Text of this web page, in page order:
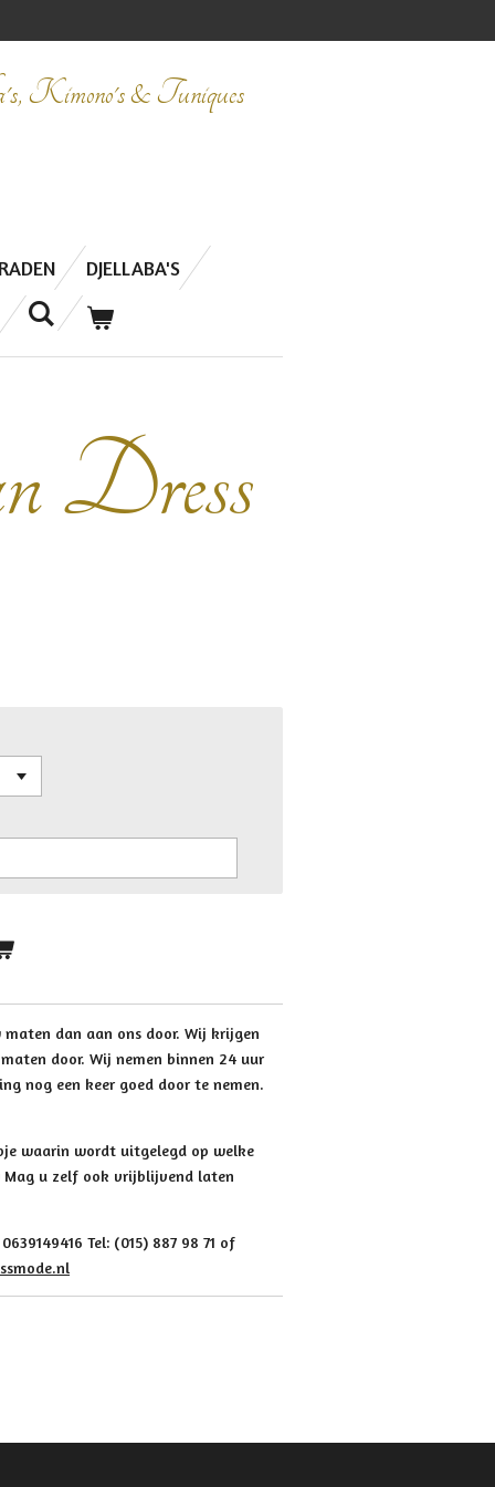
Kimono's & Tuniques
DJELLABA'S
Dress
maten dan aan ons door. Wij krijgen
door. Wij nemen binnen 24 uur
nog een keer goed door te nemen.
waarin wordt uitgelegd op welke
u zelf ook vrijblijvend laten
Tel: (015) 887 98 71 of